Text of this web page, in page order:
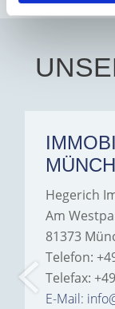
Hegerich
Am
81373
Telefon:
Telefax:
E-Mail: